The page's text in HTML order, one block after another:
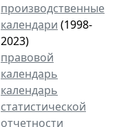
производственные
календари (1998-
2023)
правовой
календарь
календарь
статистической
отчетности